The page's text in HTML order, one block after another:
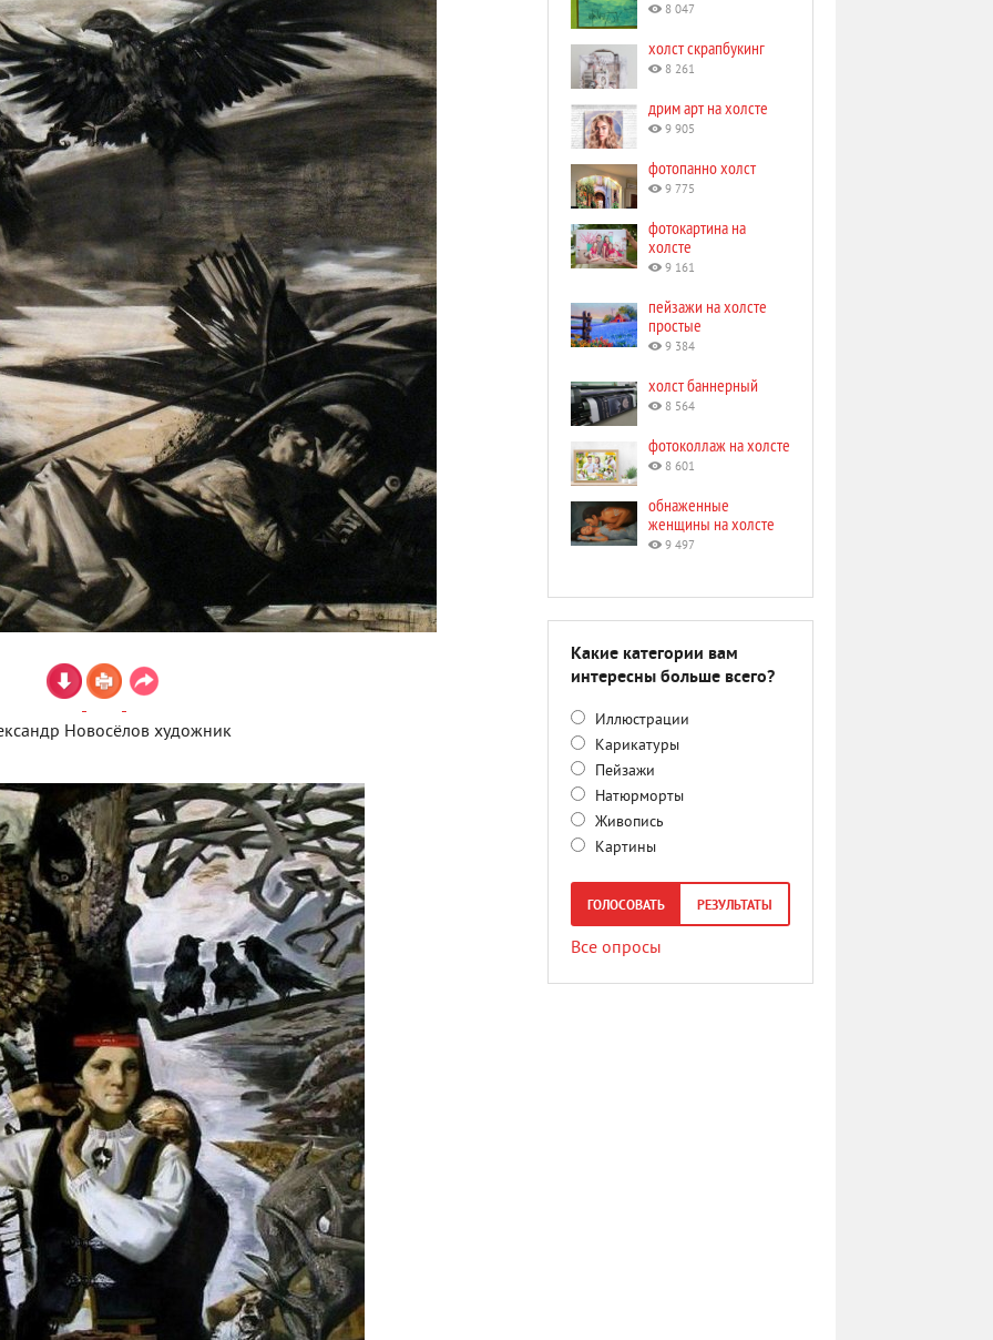
Новосёлов художник
8 047
холст скрапбукинг
8 261
дрим арт на холсте
9 905
фотопанно холст
9 775
фотокартина на
холсте
9 161
пейзажи на холсте
простые
9 384
холст баннерный
8 564
фотоколлаж на холсте
8 601
обнаженные
женщины на холсте
9 497
Какие категории вам
интересны больше всего?
Иллюстрации
Карикатуры
Пейзажи
Натюрморты
Живопись
Картины
ГОЛОСОВАТЬ РЕЗУЛЬТАТЫ
Все опросы